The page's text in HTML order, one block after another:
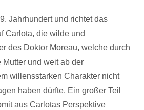
Jahrhundert und richtet das
Carlota, die wilde und
des Doktor Moreau, welche durch
und weit ab der
willensstarken Charakter nicht
haben dürfte. Ein großer Teil
aus Carlotas Perspektive